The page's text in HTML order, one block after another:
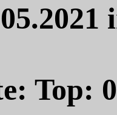
Top: 0